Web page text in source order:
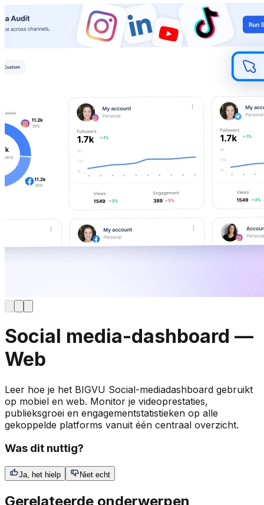
Social media-dashboard —
Web
Leer hoe je het BIGVU Social-mediadashboard gebruikt
op mobiel en web. Monitor je videoprestaties,
publieksgroei en engagementstatistieken op alle
gekoppelde platforms vanuit één centraal overzicht.
Was dit nuttig?
Ja, het hielp Niet echt
Gerelateerde onderwerpen